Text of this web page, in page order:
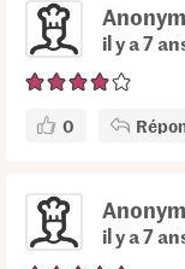
il y a 7
0
il y a 7